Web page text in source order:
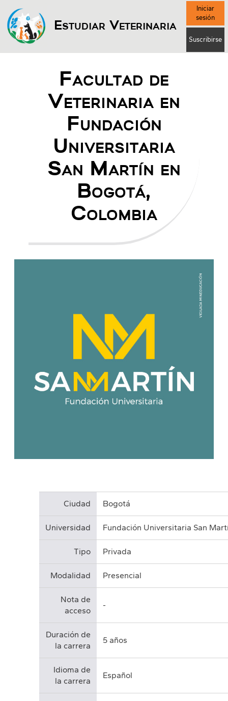
Estudiar Veterinaria
Iniciar
sesión
Suscribirse
Facultad de
Veterinaria en
Fundación
Universitaria
San Martín en
Bogotá,
Colombia
Ciudad Bogotá
Universidad Fundación Universitaria San
Tipo Privada
Modalidad Presencial
Nota de
acceso
-
Duración de
la carrera
5 años
Idioma de
la carrera
Español